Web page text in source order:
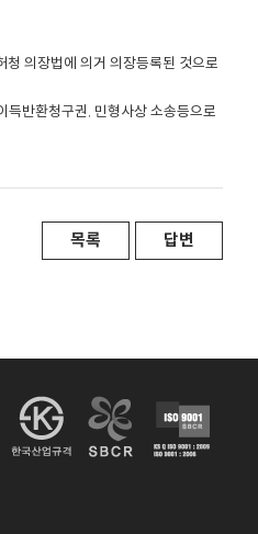
의장법에 의거 의장등록된 것으로
득반환청구권, 민형사상 소송등으로
목록 답변